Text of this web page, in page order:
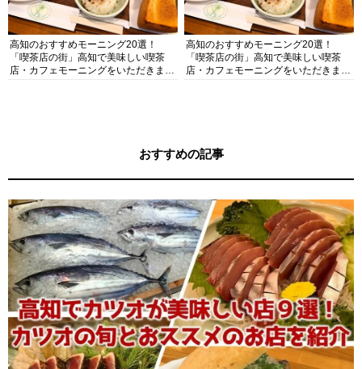
高知のおすすめモーニング20選！
「喫茶店の街」高知で美味しい喫茶
店・カフェモーニングをいただきま
高知のおすすめモーニング20選！
「喫茶店の街」高知で美味しい喫茶
店・カフェモーニングをいただきま
おすすめの記事